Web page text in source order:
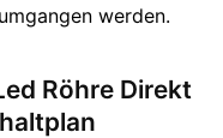
werden.
Röhre Direkt